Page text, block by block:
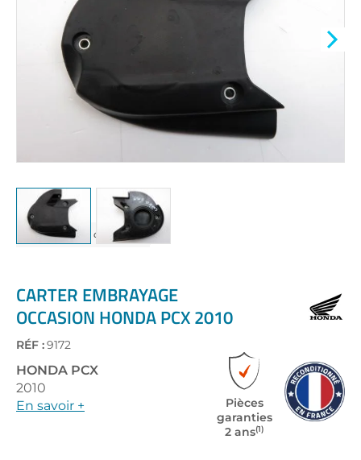
the
beginning
of
the
images
gallery
CARTER EMBRAYAGE
OCCASION HONDA PCX 2010
RÉF :9172
HONDA PCX
2010
En savoir +
Pièces
garanties
2 ans(1)